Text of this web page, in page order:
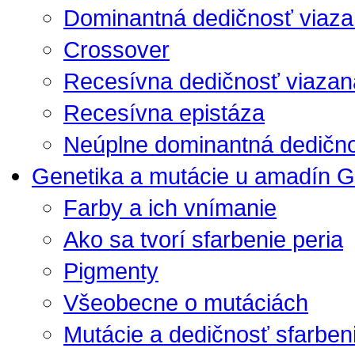
Dominantná dedičnosť
Crossover
Recesívna dedičnosť
Recesívna epistáza
Neúplne dominantná
Genetika a mutácie u amadín
Farby a ich vnímanie
Ako sa tvorí sfarbenie peria
Pigmenty
Všeobecne o mutáciách
Mutácie a dedičnosť